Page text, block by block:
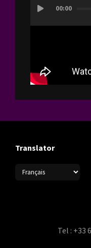
vidéo
00:00
Translator
Tel : +33